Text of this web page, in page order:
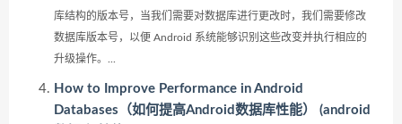
库结构的版本号，当我们需要对数据库进行更改时，我们需要修改
数据库版本号，以便 Android 系统能够识别这些改变并执行相应的
升级操作。...
How to Improve Performance in Android
Databases（如何提高Android数据库性能） (android